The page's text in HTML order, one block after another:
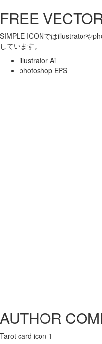
FREE
SIMPLE ICONではillustratorや
しています。
illustrator Ai
photoshop EPS
AUTHOR
Tarot card icon 1